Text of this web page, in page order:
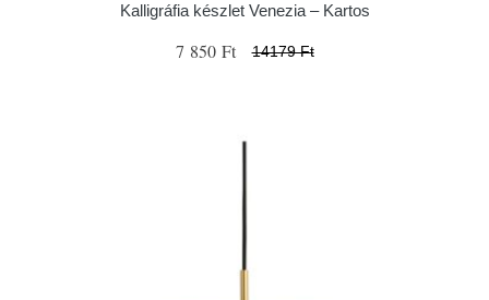
Kalligráfia készlet Venezia – Kartos
7 850 Ft 14179 Ft